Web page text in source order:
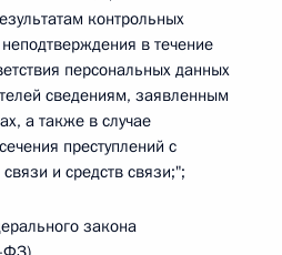
контрольных
в течение
персональных данных
сведениям, заявленным
а также в случае
преступлений с
и средств связи;";
закона